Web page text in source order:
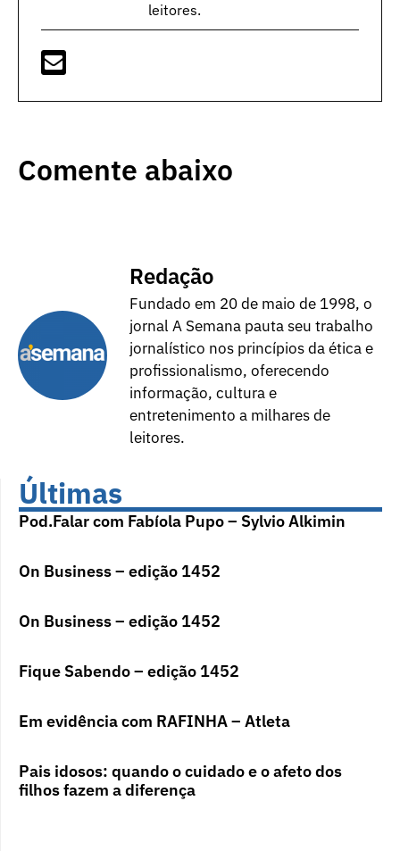
leitores.
Comente abaixo
Redação
Fundado em 20 de maio de 1998, o
jornal A Semana pauta seu trabalho
jornalístico nos princípios da ética e
profissionalismo, oferecendo
informação, cultura e
entretenimento a milhares de
leitores.
Últimas
Pod.Falar com Fabíola Pupo – Sylvio Alkimin
On Business – edição 1452
On Business – edição 1452
Fique Sabendo – edição 1452
Em evidência com RAFINHA – Atleta
Pais idosos: quando o cuidado e o afeto dos
filhos fazem a diferença